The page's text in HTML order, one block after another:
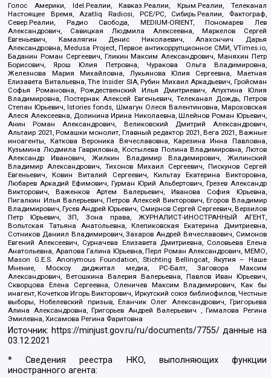
Голос Америки, Idel.Реалии, Кавказ.Реалии, Крым.Реалии, Телеканал
Настоящее Время, Azatliq Radiosi, PCE/PC, Сибирь.Реалии, Фактограф,
Север.Реалии, Радио Свобода, MEDIUM-ORIENT, Пономарев Лев
Александрович, Савицкая Людмила Алексеевна, Маркелов Сергей
Евгеньевич, Камалягин Денис Николаевич, Апахончич Дарья
Александровна, Medusa Project, Первое антикоррупционное СМИ, VTimes.io,
Баданин Роман Сергеевич, Гликин Максим Александрович, Маняхин Петр
Борисович, Ярош Юлия Петровна, Чуракова Ольга Владимировна,
Железнова Мария Михайловна, Лукьянова Юлия Сергеевна, Маетная
Елизавета Витальевна, The Insider SIA, Рубин Михаил Аркадьевич, Гройсман
Софья Романовна, Рождественский Илья Дмитриевич, Апухтина Юлия
Владимировна, Постернак Алексей Евгеньевич, Телеканал Дождь, Петров
Степан Юрьевич, Istories fonds, Шмагун Олеся Валентиновна, Мароховская
Алеся Алексеевна, Долинина Ирина Николаевна, Шлейнов Роман Юрьевич,
Анин Роман Александрович, Великовский Дмитрий Александрович,
Альтаир 2021, Ромашки монолит, Главный редактор 2021, Вега 2021, Важные
иноагенты, Каткова Вероника Вячеславовна, Карезина Инна Павловна,
Кузьмина Людмила Гавриловна, Костылева Полина Владимировна, Лютов
Александр Иванович, Жилкин Владимир Владимирович, Жилинский
Владимир Александрович, Тихонов Михаил Сергеевич, Пискунов Сергей
Евгеньевич, Ковин Виталий Сергеевич, Кильтау Екатерина Викторовна,
Любарев Аркадий Ефимович, Гурман Юрий Альбертович, Грезев Александр
Викторович, Важенков Артем Валерьевич, Иванова София Юрьевна,
Пигалкин Илья Валерьевич, Петров Алексей Викторович, Егоров Владимир
Владимирович, Гусев Андрей Юрьевич, Смирнов Сергей Сергеевич, Верзилов
Петр Юрьевич, ЗП, Зона права, ЖУРНАЛИСТ-ИНОСТРАННЫЙ АГЕНТ,
Вольтская Татьяна Анатольевна, Клепиковская Екатерина Дмитриевна,
Сотников Даниил Владимирович, Захаров Андрей Вячеславович, Симонов
Евгений Алексеевич, Сурначева Елизавета Дмитриевна, Соловьева Елена
Анатольевна, Арапова Галина Юрьевна, Перл Роман Александрович, МЕМО,
Mason G.E.S. Anonymous Foundation, Stichting Bellingcat, Якутия – Наше
Мнение, Москоу диджитал медиа, РС-Балт, Заговора Максим
Александрович, Ветошкина Валерия Валерьевна, Павлов Иван Юрьевич,
Скворцова Елена Сергеевна, Оленичев Максим Владимирович, Как бы
инагент, Кочетков Игорь Викторович, Иркутский союз библиофилов, Честные
выборы, Нобелевский призыв, Еланчик Олег Александрович, Григорьева
Алина Александровна, Григорьев Андрей Валерьевич , Гималова Регина
Эмилевна, Хисамова Регина Фаритовна
Источник: https://minjust.gov.ru/ru/documents/7755/ данные на
03.12.2021
* Сведения реестра НКО, выполняющих функции
иностранного агента: